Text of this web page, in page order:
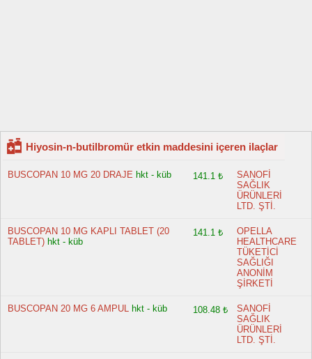
Hiyosin-n-butilbromür etkin maddesini içeren ilaçlar
BUSCOPAN 10 MG 20 DRAJE hkt - küb 141.1 ₺
SANOFİ
SAĞLIK
ÜRÜNLERİ
LTD. ŞTİ.
BUSCOPAN 10 MG KAPLI TABLET (20
TABLET) hkt - küb
141.1 ₺
OPELLA
HEALTHCARE
TÜKETİCİ
SAĞLIĞI
ANONİM
ŞİRKETİ
BUSCOPAN 20 MG 6 AMPUL hkt - küb 108.48 ₺
SANOFİ
SAĞLIK
ÜRÜNLERİ
LTD. ŞTİ.